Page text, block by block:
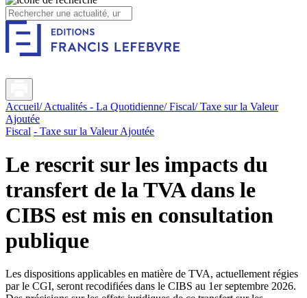
Accueil/ Actualités - La Quotidienne/ Fiscal/ Taxe sur la Valeur
Ajoutée
Fiscal - Taxe sur la Valeur Ajoutée
Le rescrit sur les impacts du
transfert de la TVA dans le
CIBS est mis en consultation
publique
Les dispositions applicables en matière de TVA, actuellement régies
par le CGI, seront recodifiées dans le CIBS au 1er septembre 2026.